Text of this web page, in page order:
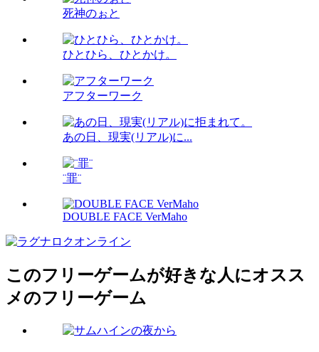
死神のぉと
ひとひら、ひとかけ。
アフターワーク
あの日、現実(リアル)に...
¨罪¨
DOUBLE FACE VerMaho
このフリーゲームが好きな人にオスス
メのフリーゲーム